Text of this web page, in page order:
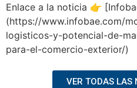
Enlace a la noticia 👉
(https://www.infobae.com/
logisticos-y-potencial-de-
para-el-comercio-exterior/)
VER TODAS LAS